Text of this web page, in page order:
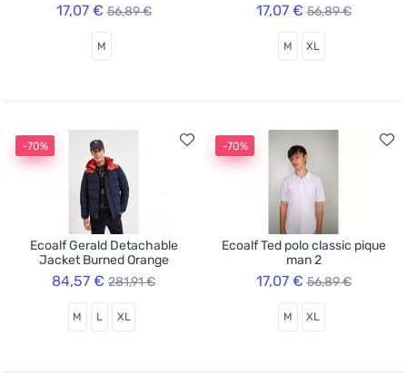
17,07 € 56,89 €
M
17,07 € 56,89 €
M XL
-70%
Ecoalf Gerald Detachable
Jacket Burned Orange
84,57 € 281,91 €
M L XL
-70%
Ecoalf Ted polo classic pique
man 2
17,07 € 56,89 €
M XL